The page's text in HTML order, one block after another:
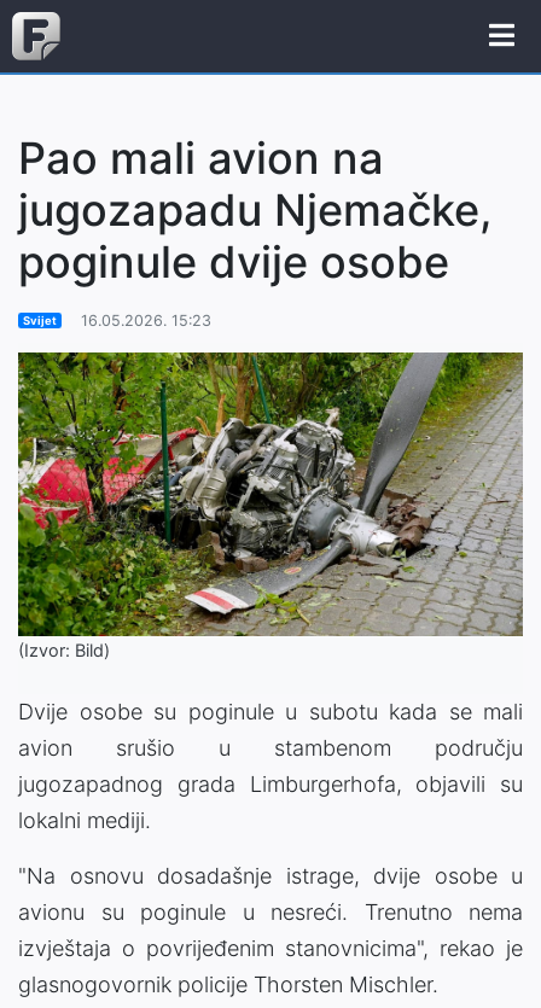
Pao mali avion na
jugozapadu Njemačke,
poginule dvije osobe
Svijet 16.05.2026. 15:23
(Izvor: Bild)
Dvije osobe su poginule u subotu kada se mali
avion srušio u stambenom području
jugozapadnog grada Limburgerhofa, objavili su
lokalni mediji.
"Na osnovu dosadašnje istrage, dvije osobe u
avionu su poginule u nesreći. Trenutno nema
izvještaja o povrijeđenim stanovnicima", rekao je
glasnogovornik policije Thorsten Mischler.